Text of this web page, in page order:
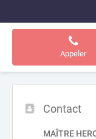
Appeler
Contact
MAÎTRE